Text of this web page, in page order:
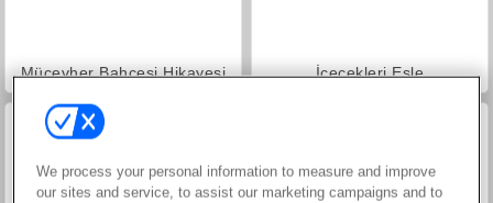
Mücevher Bahçesi Hikayesi İçecekleri Eşle
We process your personal information to measure and improve
our sites and service, to assist our marketing campaigns and to